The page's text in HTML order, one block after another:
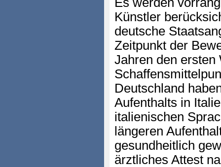
Künstler
deutsche
Zeitpunkt der
Jahren den ersten
Deutschland
Aufenthalts in
italienischen
längeren
gesundheitlich
ärztliches Attest